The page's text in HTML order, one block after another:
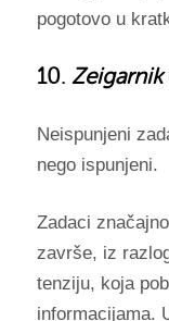
pogotovo u
10. Zeigarnik
Neispunjeni
nego ispunjeni.
Zadaci
završe, iz
tenziju, koja
informacijama.